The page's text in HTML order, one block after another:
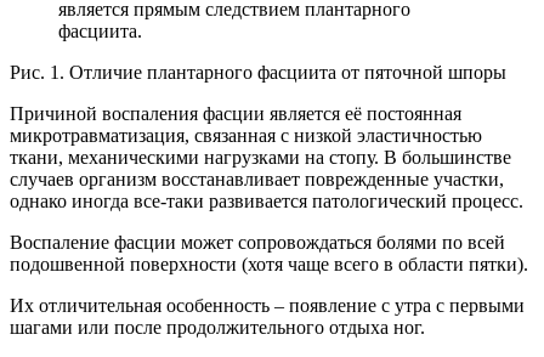
является прямым следствием плантарного
фасциита.
Рис. 1. Отличие плантарного фасциита от пяточной шпоры
Причиной воспаления фасции является её постоянная
микротравматизация, связанная с низкой эластичностью
ткани, механическими нагрузками на стопу. В большинстве
случаев организм восстанавливает поврежденные участки,
однако иногда все-таки развивается патологический процесс.
Воспаление фасции может сопровождаться болями по всей
подошвенной поверхности (хотя чаще всего в области пятки).
Их отличительная особенность – появление с утра с первыми
шагами или после продолжительного отдыха ног.